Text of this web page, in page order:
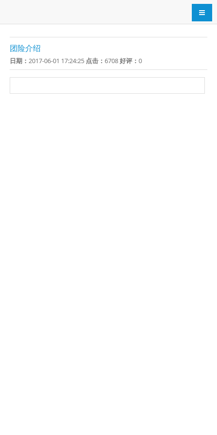
导航
团险介绍
日期： 2017-06-01 17:24:25 点击： 6708好评： 0